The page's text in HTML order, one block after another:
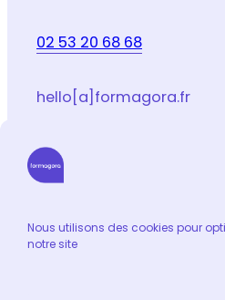
Nous utilisons des cookies pour
notre site
02 53 20 68 68
hello[a]formagora.fr
Suivez-nous sur les